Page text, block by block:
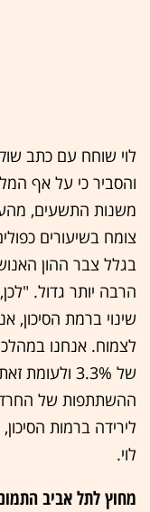
לוי שוחח עם כתב
והסביר כי על אף
משנות התשעים,
בגלל צבר ההון
הרבה יותר גדול.
שינוי ברמת הסיכון,
לצמוח. אנחנו
ההשתתפות של
לירידה ברמות
לוי.
מחוץ לתל אביב